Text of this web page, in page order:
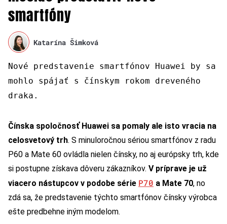
smartfóny
Katarína Šimková
Nové predstavenie smartfónov Huawei by sa
mohlo spájať s čínskym rokom dreveného
draka.
Čínska spoločnosť Huawei sa pomaly ale isto vracia na
celosvetový trh. S minuloročnou sériou smartfónov z radu
P60 a Mate 60 ovládla nielen čínsky, no aj európsky trh, kde
si postupne získava dôveru zákazníkov. V príprave je už
viacero nástupcov v podobe série P70 a Mate 70, no
zdá sa, že predstavenie týchto smartfónov čínsky výrobca
ešte predbehne iným modelom.